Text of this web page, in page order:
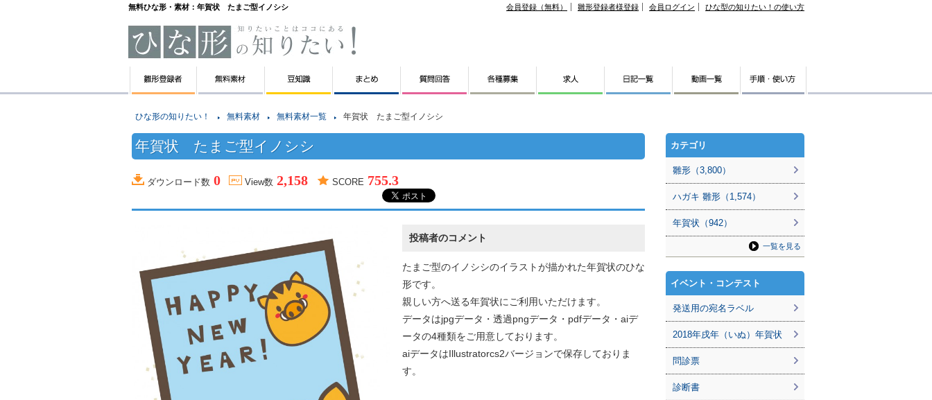
無料ひな形・素材：年賀状 たまご型イノシシ 会員登録（無料） 雛形登録者様登録 会員ログイン ひな型の知りたい！の使い方
ひな形の知りたい！ 無料素材 無料素材一覧 年賀状 たまご型イノシシ
年賀状 たまご型イノシシ
ダウンロード数 0 View数 2,158 SCORE 755.3
投稿者のコメント
たまご型のイノシシのイラストが描かれた年賀状のひな
形です。
親しい方へ送る年賀状にご利用いただけます。
データはjpgデータ・透過pngデータ・pdfデータ・aiデ
ータの4種類をご用意しております。
aiデータはIllustratorcs2バージョンで保存しておりま
す。
カテゴリ
雛形（3,800）
ハガキ 雛形（1,574）
年賀状（942）
一覧を見る
イベント・コンテスト
発送用の宛名ラベル
2018年戌年（いぬ）年賀状
問診票
診断書